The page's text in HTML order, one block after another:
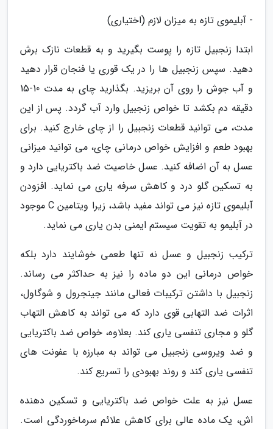
- آبلیموی تازه به میزان لازم (اختیاری)
ابتدا زنجبیل تازه را پوست بگیرید و به قطعات نازک برش
دهید. سپس زنجبیل ها را در یک قوری یا فنجان قرار دهید
و آب جوش را روی آن بریزید. بگذارید چای به مدت 10-15
دقیقه دم بکشد تا خواص زنجبیل وارد آب گردد. پس از این
مدت، می توانید قطعات زنجبیل را از چای خارج کنید. برای
بهبود طعم و افزایش خواص درمانی چای، می توانید میزانی
عسل به آن اضافه کنید. عسل خاصیت ضد باکتریایی دارد و
به تسکین گلو درد و کاهش سرفه یاری می نماید. افزودن
آبلیموی تازه نیز می تواند مفید باشد، زیرا ویتامین C موجود
در آبلیمو به تقویت سیستم ایمنی بدن یاری می نماید.
ترکیب زنجبیل و عسل نه تنها طعمی خوشایند دارد بلکه
خواص درمانی این دو ماده را نیز به حداکثر می رساند.
زنجبیل با داشتن ترکیبات فعالی مانند جینجرول و شوگاول،
اثرات ضد التهابی قوی دارد که می تواند به کاهش التهاب
گلو و مجاری تنفسی یاری کند. بعلاوه، خواص ضد باکتریایی
و ضد ویروسی زنجبیل می تواند به مبارزه با عفونت های
تنفسی یاری کند و روند بهبودی را تسریع کند.
عسل نیز به علت خواص ضد باکتریایی و تسکین دهنده
اش، یک ماده عالی برای کاهش علائم سرماخوردگی است.